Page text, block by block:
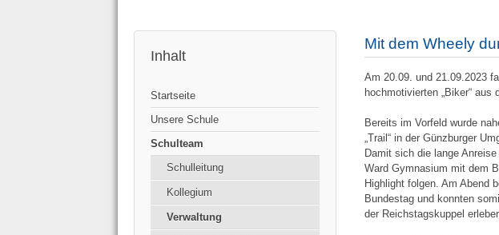
Inhalt
Startseite
Unsere Schule
Schulteam
Schulleitung
Kollegium
Verwaltung
Mit dem Wheely
Am 20.09. und 21.09.2023
hochmotivierten „Biker“
Bereits im Vorfeld wurde
„Trail“ in der Günzburger
Damit sich die lange
Ward Gymnasium mit dem
Highlight folgen. Am Abend
Bundestag und konnten
der Reichstagskuppel